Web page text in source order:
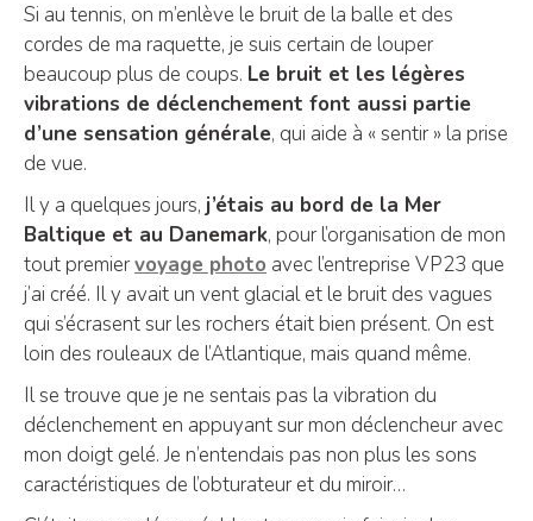
Si au tennis, on m’enlève le bruit de la balle et des
cordes de ma raquette, je suis certain de louper
beaucoup plus de coups. Le bruit et les légères
vibrations de déclenchement font aussi partie
d’une sensation générale, qui aide à « sentir » la prise
de vue.
Il y a quelques jours, j’étais au bord de la Mer
Baltique et au Danemark, pour l’organisation de mon
tout premiervoyage photo avec l’entreprise VP23 que
j’ai créé. Il y avait un vent glacial et le bruit des vagues
qui s’écrasent sur les rochers était bien présent. On est
loin des rouleaux de l’Atlantique, mais quand même.
Il se trouve que je ne sentais pas la vibration du
déclenchement en appuyant sur mon déclencheur avec
mon doigt gelé. Je n’entendais pas non plus les sons
caractéristiques de l’obturateur et du miroir…